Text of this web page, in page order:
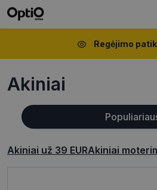
Regėjimo
Akiniai
Akiniai už 39 EURAkiniai